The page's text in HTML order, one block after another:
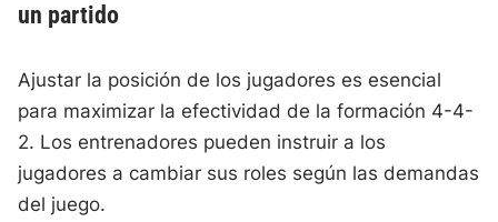
un partido
Ajustar la posición de los jugadores es esencial
para maximizar la efectividad de la formación 4-4-
2. Los entrenadores pueden instruir a los
jugadores a cambiar sus roles según las demandas
del juego.